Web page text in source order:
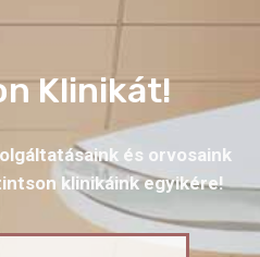
Klinikát!
és orvosaink
klinikáink egyikére!